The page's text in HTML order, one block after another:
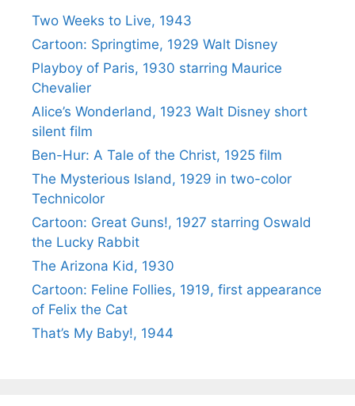
Two Weeks to Live, 1943
Cartoon: Springtime, 1929 Walt Disney
Playboy of Paris, 1930 starring Maurice
Chevalier
Alice’s Wonderland, 1923 Walt Disney short
silent film
Ben-Hur: A Tale of the Christ, 1925 film
The Mysterious Island, 1929 in two-color
Technicolor
Cartoon: Great Guns!, 1927 starring Oswald
the Lucky Rabbit
The Arizona Kid, 1930
Cartoon: Feline Follies, 1919, first appearance
of Felix the Cat
That’s My Baby!, 1944